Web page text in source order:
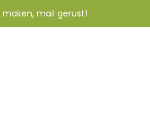
mail gerust!